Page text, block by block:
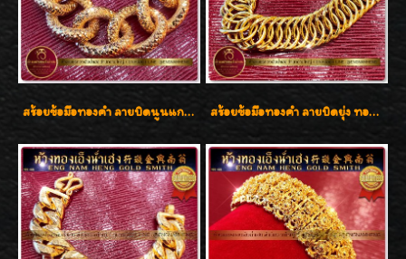
สร้อยข้อมือทองคำ ลายบิดนูนแกะลาย ทองคำ 96.5% น้ำหนัก 5 บาท สวยค่ะ สร้อยข้อมือทองคำ ลายบิดยุ่ง ทองคำ 96.5% น้ำหนัก 3 บาท สวยน่าสะสมค่ะ